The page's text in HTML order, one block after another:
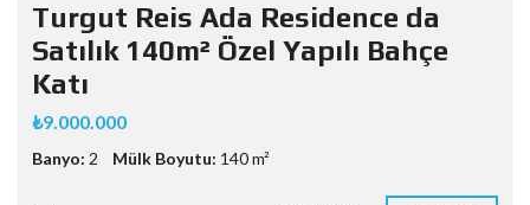
Turgut Reis Ada Residence da
Satılık 140m² Özel Yapılı Bahçe
Katı
₺9.000.000
Banyo: 2 Mülk Boyutu: 140 m²